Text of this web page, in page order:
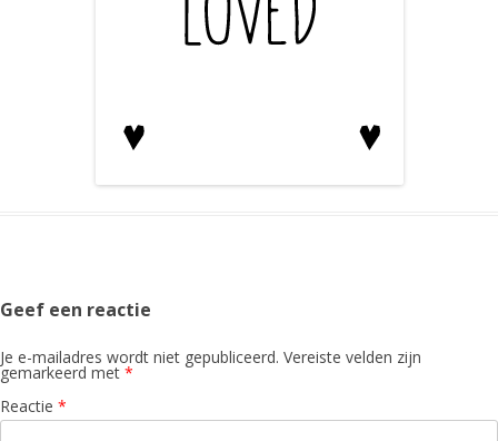
Geef een reactie
Je e-mailadres wordt niet gepubliceerd. Vereiste velden zijn
gemarkeerd met *
Reactie *